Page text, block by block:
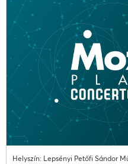
Helyszín: Lepsényi Petőfi Sándor